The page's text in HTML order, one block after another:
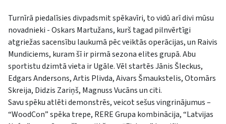
Turnīrā piedalīsies divpadsmit spēkavīri, to vidū arī divi mūsu
novadnieki - Oskars Martužans, kurš tagad pilnvērtīgi
atgriežas sacensību laukumā pēc veiktās operācijas, un Raivis
Mundiciems, kuram šī ir pirmā sezona elites grupā. Abu
sportistu dzimtā vieta ir Ugāle. Vēl startēs Jānis Šleckus,
Edgars Andersons, Artis Plivda, Aivars Šmaukstelis, Otomārs
Skreija, Didzis Zariņš, Magnuss Vucāns un citi.
Savu spēku atlēti demonstrēs, veicot sešus vingrinājumus –
“WoodCon” spēka trepe, RERE Grupa kombinācija, “Latvijas